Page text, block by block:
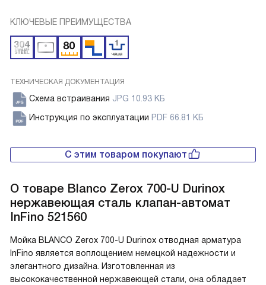
КЛЮЧЕВЫЕ ПРЕИМУЩЕСТВА
ТЕХНИЧЕСКАЯ ДОКУМЕНТАЦИЯ
Схема встраивания JPG 10.93 КБ
Инструкция по эксплуатации PDF 66.81 КБ
С этим товаром покупают
О товаре Blanco Zerox 700-U Durinox
нержавеющая сталь клапан-автомат
InFino 521560
Мойка BLANCO Zerox 700-U Durinox отводная арматура
InFino является воплощением немецкой надежности и
элегантного дизайна. Изготовленная из
высококачественной нержавеющей стали, она обладает